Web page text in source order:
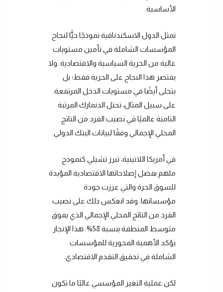
الأساسية.
تمثل الدول الاسكندنافية نموذجًا حيًّا لنجاح
المؤسسات الشاملة في تأمين مستويات
عالية من الحرية السياسية والاقتصادية. ولا
يقتصر هذا النجاح على الحرية فقط؛ بل
يتجلى أيضًا في مستويات الدخل المرتفعة.
على سبيل المثال، تحتل الدنمارك المرتبة
الثامنة عالميًا في نصيب الفرد من الناتج
المحلي الإجمالي وفقًا لبيانات البنك الدولي.
في أمريكا اللاتينية، تبرز تشيلي كنموذج
ملهم بفضل إصلاحاتها الاقتصادية المؤيدة
للسوق الحرة والتي عززت جودة
مؤسساتها. وقد انعكس ذلك على نصيب
الفرد من الناتج المحلي الإجمالي الذي يفوق
متوسط المنطقة بنسبة 58%. هذا الإنجاز
يؤكد الأهمية المحورية للمؤسسات
الشاملة في تحقيق التقدم الاقتصادي.
لكن عملية التغير المؤسسي غالبًا ما تكون